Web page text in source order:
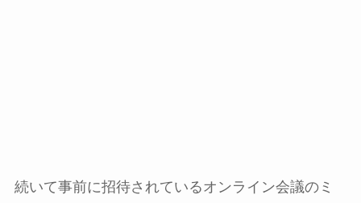
続いて事前に招待されているオンライン会議のミ